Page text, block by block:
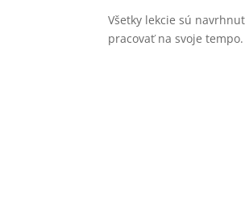
Všetky lekcie sú
pracovať na svoje